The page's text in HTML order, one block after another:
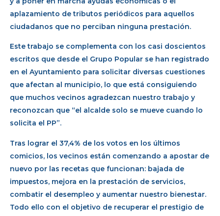
aplazamiento de tributos periódicos para aquellos
ciudadanos que no perciban ninguna prestación.
Este trabajo se complementa con los casi doscientos
escritos que desde el Grupo Popular se han registrado
en el Ayuntamiento para solicitar diversas cuestiones
que afectan al municipio, lo que está consiguiendo
que muchos vecinos agradezcan nuestro trabajo y
reconozcan que “el alcalde solo se mueve cuando lo
solicita el PP”.
Tras lograr el 37,4% de los votos en los últimos
comicios, los vecinos están comenzando a apostar de
nuevo por las recetas que funcionan: bajada de
impuestos, mejora en la prestación de servicios,
combatir el desempleo y aumentar nuestro bienestar.
Todo ello con el objetivo de recuperar el prestigio de